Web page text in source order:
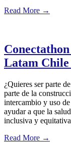
Read More →
Latam Chile
¿Quieres ser parte
parte de la
intercambio y uso
ayudar a que la
inclusiva y
Read More →